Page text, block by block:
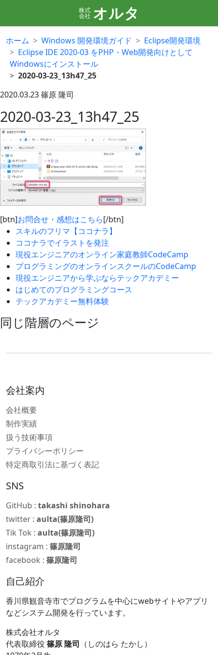
株式
会社 オルタ
ホーム Windows 開発環境ガイド
Eclipse開発環境
Eclipse IDE 2020-03 をPHP・Web開発向けとして
Windowsにインストール
2020-03-23_13h47_25
2020.03.23篠原 隆司
2020-03-23_13h47_25
[btn]お問合せ・感想はこちら[/btn]
スキルのフリマ【ココナラ】
ココナラでイラストを発注
現役エンジニアのオンライン家庭教師CodeCamp
プログラミングのオンラインスクールのCodeCamp
現役エンジニアから学ぶならテックアカデミー
はじめてのプログラミングコース
テックアカデミー無料体験
同じ階層のページ
会社案内
会社概要
制作実績
扱う技術事項
プライバシーポリシー
特定商取引法に基づく表記
SNS
GitHub : takashi shinohara
twitter : aulta(篠原隆司)
Tik Tok : aulta(篠原隆司)
instagram : 篠原隆司
facebook : 篠原隆司
自己紹介
香川県観音寺市でプログラムを中心にwebサイトやアプリ
などシステム開発を行っています。
株式会社オルタ
代表取締役 篠原 隆司 （しのはら たかし）